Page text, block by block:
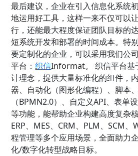
最后建议，企业在引入信息化系统
地运用好工具，这样一来不仅可以
行，还能最大程度保证团队目标的
短系统开发和部署的时间成本。特
要定制化的企业，可以采用我们公
平台 ：织信Informat。 织信平台基
计理念，提供大量标准化的组件，
器、自动化（图形化编程）、脚本
（BPMN2.0）、自定义API、表单
等功能，能帮助企业构建高度复杂
ERP、MES、CRM、PLM、SCM
程管理等多个应用场景，全面助力
化/数字化转型战略目标。